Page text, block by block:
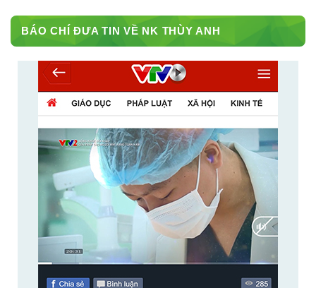
BÁO CHÍ ĐƯA TIN VỀ NK THÙY ANH